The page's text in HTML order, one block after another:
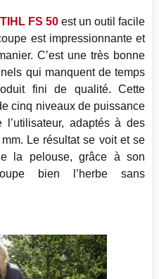
FS 50 est un outil facile
est impressionnante et
C’est une très bonne
qui manquent de temps
fini de qualité. Cette
cinq niveaux de puissance
adaptés à des
Le résultat se voit et se
la pelouse, grâce à son
bien l’herbe sans